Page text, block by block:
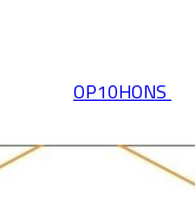
OP10HONS